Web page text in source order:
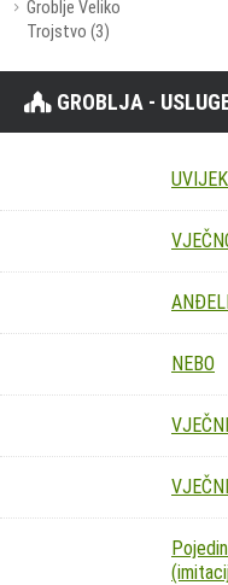
Groblje Veliko
Trojstvo (3)
GROBLJA -
NEBO